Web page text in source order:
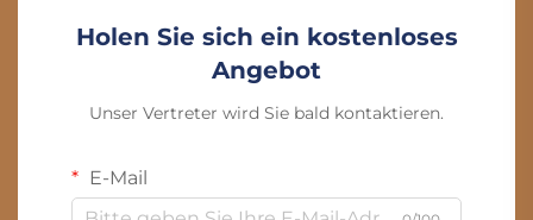
Holen Sie sich ein kostenloses
Angebot
Unser Vertreter wird Sie bald kontaktieren.
E-Mail